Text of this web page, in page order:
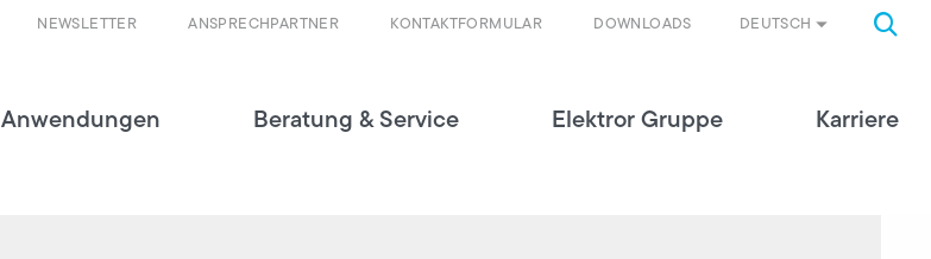
DEUTSCH
DOWNLOADS
KONTAKTFORMULAR
ANSPRECHPARTNER
NEWSLETTER
Anwendungen Beratung & Service Elektror Gruppe Karriere